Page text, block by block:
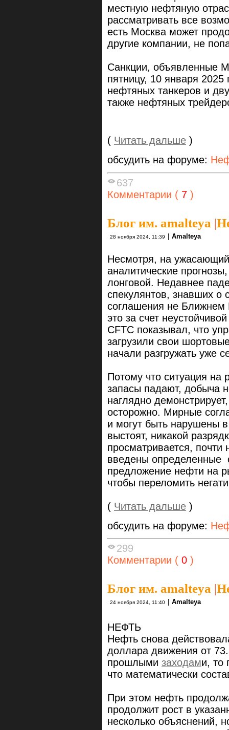
местную нефтяную
рассматривать все
есть Москва может
другие компании, не
Санкции, объявленные
пятницу, 10 января 2025
нефтяных танкеров и
также нефтяных
( Читать дальше )
обсудить на форуме:
637
Комментарии ( 7 )
Блог им. amalteya |
28 ноября 2024, 11:39 | Amalteya
Несмотря, на
аналитические
лонговой. Недавнее
спекулянтов, знавших о
соглашения не Ближнем
это за счет
CFTC показывал, что
загрузили свои
начали разгружать уже
Потому что ситуация на
запасы падают, добыча
наглядно
осторожно. Мирные
и могут быть нарушены
выстоят, никакой
просматривается, почти
введены определенные
предложение нефти на
чтобы переломить
( Читать дальше )
обсудить на форуме:
299
Комментарии ( 0 )
Блог им. amalteya |
24 ноября 2024, 11:40 Amalteya
НЕФТЬ
Нефть снова
доллара движения от
прошлыми заходами, то
что математически
При этом нефть
продолжит рост в
несколько объяснений,